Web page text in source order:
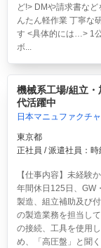
ど!> DMや請求書な
んたん軽作業 丁寧な
す <具体的には…> 1
ボ...
機械系工場/組立
代活躍中
日本マニュファクチ
東京都
正社員 / 派遣社員：時
【仕事内容】未経験
年間休日125日、GW
製造、組立補助及び
の製造業務を担当し
の接続、工具を使用
め、「高圧盤」と聞